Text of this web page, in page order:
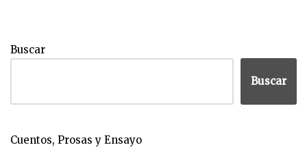
Buscar
Buscar
Cuentos, Prosas y Ensayo